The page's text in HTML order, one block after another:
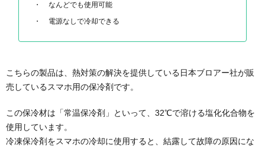
なんどでも使用可能
電源なしで冷却できる
こちらの製品は、熱対策の解決を提供している日本ブロアー社が販
売しているスマホ用の保冷剤です。
この保冷材は「常温保冷剤」といって、32℃で溶ける塩化化合物を
使用しています。
冷凍保冷剤をスマホの冷却に使用すると、結露して故障の原因にな